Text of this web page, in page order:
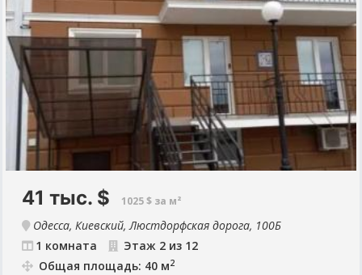
41 тыс. $ 1025 $ за м²
Одесса, Киевский, Люстдорфская дорога, 100Б
1 комната
Этаж 2 из 12
Общая площадь: 40 м2